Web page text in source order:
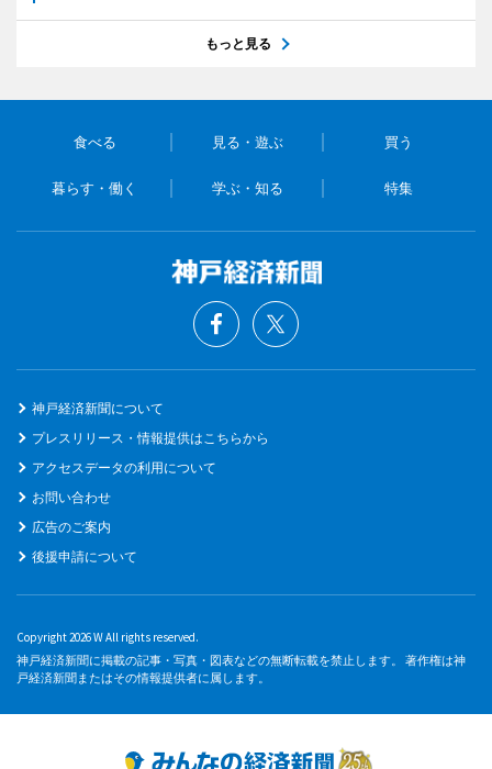
もっと見る
食べる 見る・遊ぶ 買う
暮らす・働く 学ぶ・知る 特集
神戸経済新聞について
プレスリリース・情報提供はこちらから
アクセスデータの利用について
お問い合わせ
広告のご案内
後援申請について
Copyright 2026 W All rights reserved.
神戸経済新聞に掲載の記事・写真・図表などの無断転載を禁止します。 著作権は神
戸経済新聞またはその情報提供者に属します。